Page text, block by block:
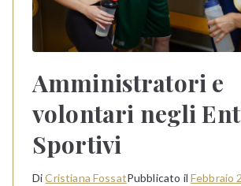
Amministratori e
volontari negli
Sportivi
DiCristiana FossatPubblicato il Febbraio